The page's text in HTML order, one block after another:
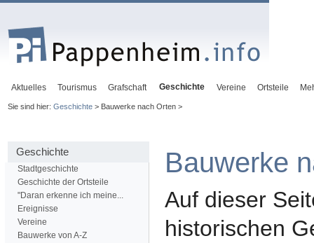
Aktuelles Tourismus Grafschaft Geschichte Vereine Ortsteile
Sie sind hier: Geschichte> Bauwerke nach Orten >
Geschichte
Stadtgeschichte
Geschichte der Ortsteile
"Daran erkenne ich meine...
Ereignisse
Vereine
Bauwerke von A-Z
Bauwerke
Auf dieser
historischen